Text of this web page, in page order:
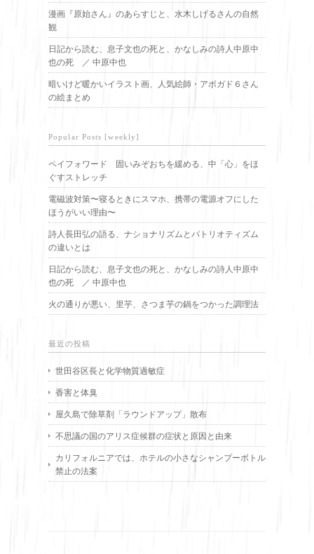
漫画『原始さん』のあらすじと、水木しげるさんの自然
観
日記から読む、息子文也の死と、かなしみの詩人中原中
也の死 ／ 中原中也
暗いけど暖かいイラスト画、人気絵師・アボガド６さん
の絵まとめ
Popular Posts [weekly]
ペイフォワード 固いみぞおちを緩める、中「心」をほ
ぐすストレッチ
電磁波対策〜寝るときにスマホ、携帯の電源オフにした
ほうがいい理由〜
詩人長田弘の語る、ナショナリズムとパトリオティズム
の違いとは
日記から読む、息子文也の死と、かなしみの詩人中原中
也の死 ／ 中原中也
火の通りが悪い、里芋、さつま芋の鍋をつかった調理法
最近の投稿
世田谷区長と化学物質過敏症
香害と体臭
屋久島で除草剤「ラウンドアップ」散布
不思議の国のアリス症候群の症状と原因と由来
カリフォルニアでは、ホテルの小さなシャンプーボトル
禁止の法案